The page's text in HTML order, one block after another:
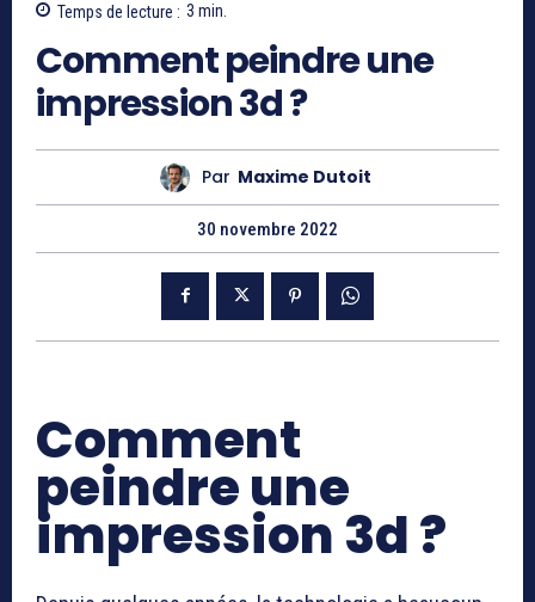
Temps de lecture : 3 min.
Comment peindre une
impression 3d ?
Par Maxime Dutoit
30 novembre 2022
Comment
peindre une
impression 3d ?